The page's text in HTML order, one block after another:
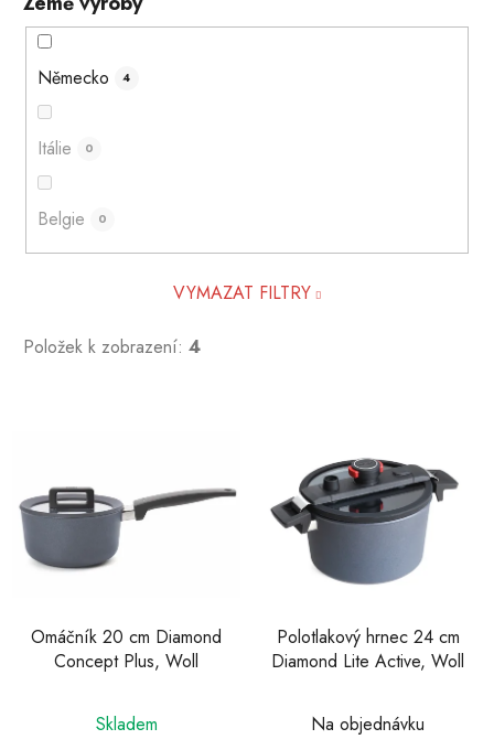
Německo 4
Itálie 0
Belgie 0
VYMAZAT FILTRY
Položek k zobrazení: 4
s
p
Omáčník 20 cm Diamond
Concept Plus, Woll
Skladem
Polotlakový hrnec 24 cm
Diamond Lite Active, Woll
hodnocení
Na objednávku